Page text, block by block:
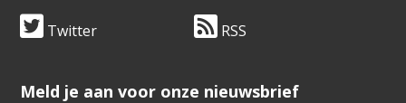
Twitter RSS
​​​​​​​Meld je aan voor onze nieuwsbrief